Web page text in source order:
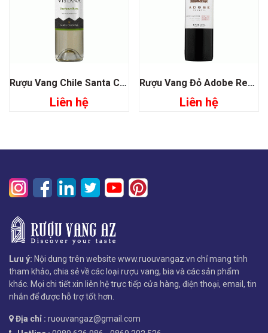
Rượu Vang Chile Santa Carolina Vistaña Sauvignon Blanc
Liên hệ
Rượu Vang Đỏ Adobe Reserva Cabernet Sauvignon
Liên hệ
Lưu ý: Nội dung trên website www.ruouvangaz.vn chỉ mang tính
tham khảo, chia sẻ về các loại rượu vang, bia và các sản phẩm
khác. Mọi chi tiết xin liên hệ trực tiếp cửa hàng, điện thoại, email, tin
nhắn để được hỗ trợ tốt hơn.
Địa chỉ : ruouvangaz@gmail.com